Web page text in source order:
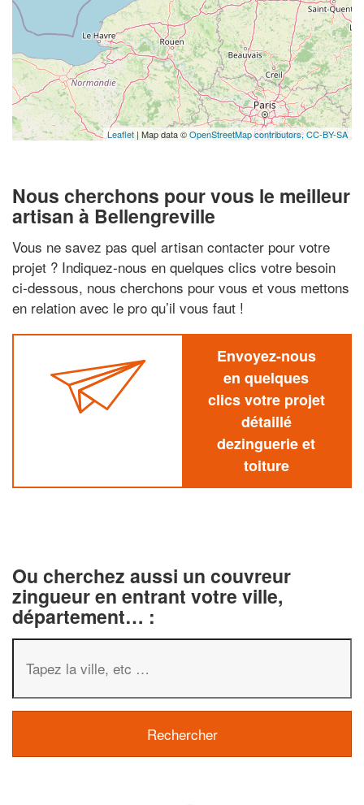
Leaflet | Map data ©OpenStreetMap contributors,CC-BY-SA
Nous cherchons pour vous le meilleur
artisan à Bellengreville
Vous ne savez pas quel artisan contacter pour votre
projet ? Indiquez-nous en quelques clics votre besoin
ci-dessous, nous cherchons pour vous et vous mettons
en relation avec le pro qu’il vous faut !
Envoyez-nous
en quelques
clics votre projet
détaillé
dezinguerie et
toiture
Ou cherchez aussi un couvreur
zingueur en entrant votre ville,
département… :